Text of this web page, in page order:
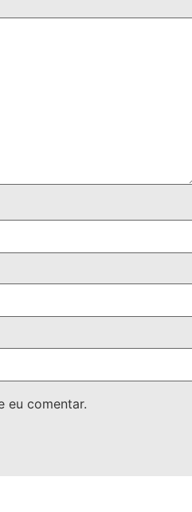
eu comentar.